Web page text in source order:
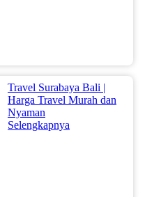
Travel Surabaya Bali |
Harga Travel Murah dan
Nyaman
Selengkapnya